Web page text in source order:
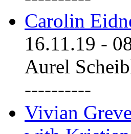
Carolin
16.11.19 -
Aurel
----------
Vivian